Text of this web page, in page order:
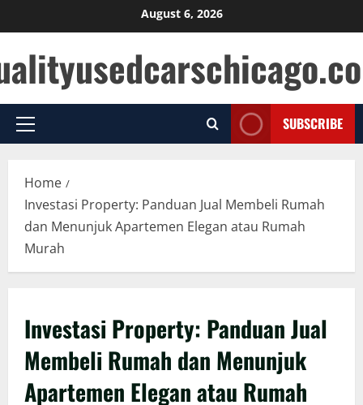
to
content
August 6, 2026
Primary
SUBSCRIBE
Home
Investasi Property: Panduan Jual Membeli Rumah
dan Menunjuk Apartemen Elegan atau Rumah
Murah
Investasi Property: Panduan Jual
Membeli Rumah dan Menunjuk
Apartemen Elegan atau Rumah